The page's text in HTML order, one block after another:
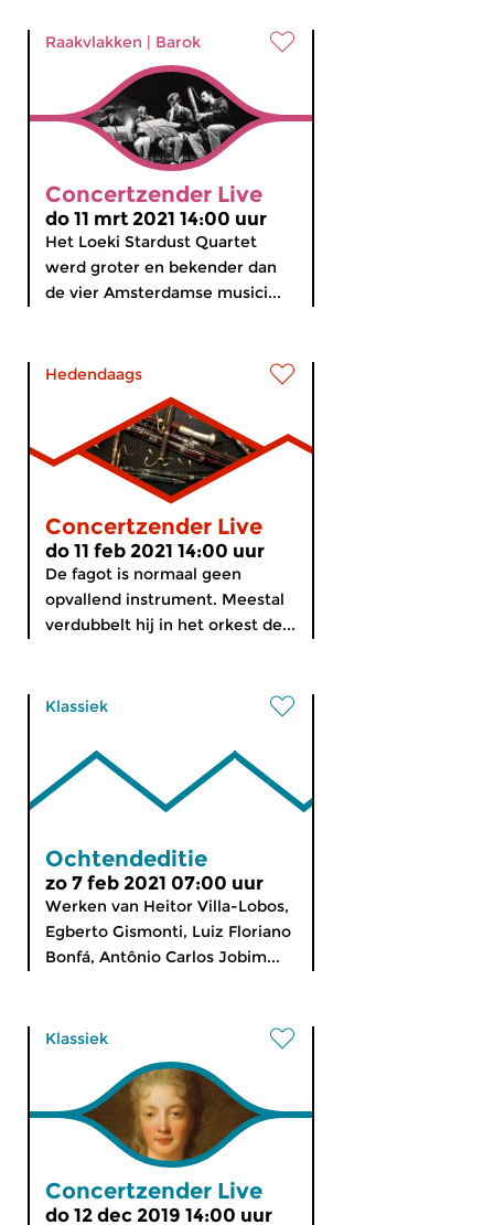
Raakvlakken | Barok
Concertzender Live
do 11 mrt 2021 14:00 uur
Het Loeki Stardust Quartet
werd groter en bekender dan
de vier Amsterdamse musici...
Hedendaags
Concertzender Live
do 11 feb 2021 14:00 uur
De fagot is normaal geen
opvallend instrument. Meestal
verdubbelt hij in het orkest de...
Klassiek
Ochtendeditie
zo 7 feb 2021 07:00 uur
Werken van Heitor Villa-Lobos,
Egberto Gismonti, Luiz Floriano
Bonfá, Antônio Carlos Jobim...
Klassiek
Concertzender Live
do 12 dec 2019 14:00 uur